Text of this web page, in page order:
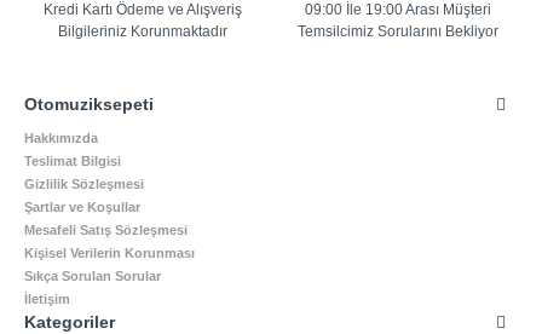
Kredi Kartı Ödeme ve Alışveriş
Bilgileriniz Korunmaktadır
09:00 İle 19:00 Arası Müşteri
Temsilcimiz Sorularını Bekliyor
Otomuziksepeti
Hakkımızda
Teslimat Bilgisi
Gizlilik Sözleşmesi
Şartlar ve Koşullar
Mesafeli Satış Sözleşmesi
Kişisel Verilerin Korunması
Sıkça Sorulan Sorular
İletişim
Kategoriler